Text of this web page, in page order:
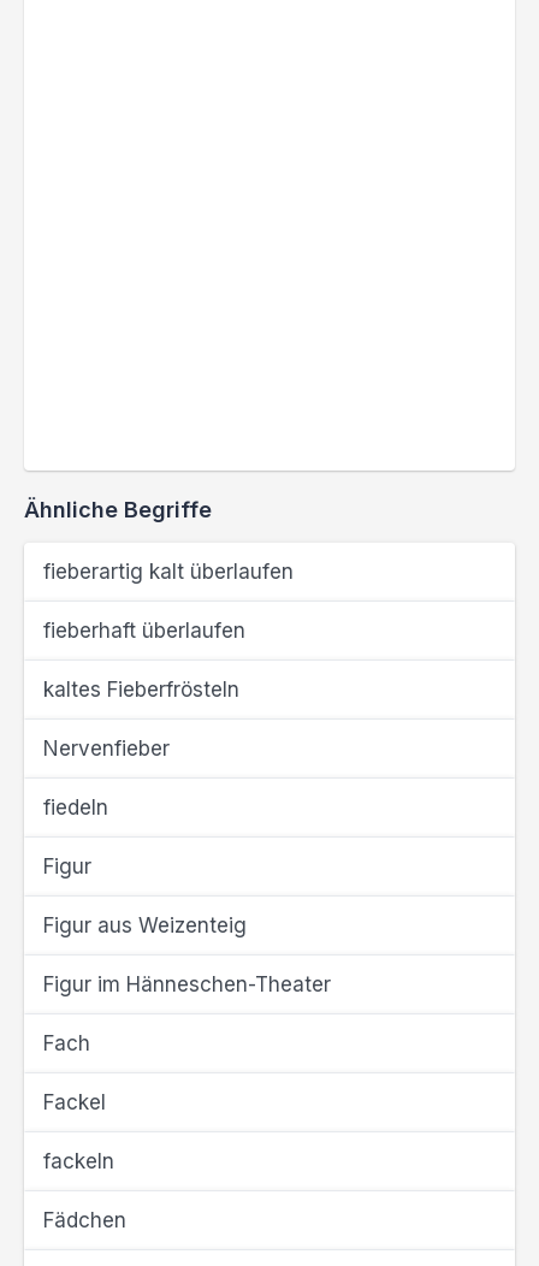
Ähnliche Begriffe
fieberartig kalt überlaufen
fieberhaft überlaufen
kaltes Fieberfrösteln
Nervenfieber
fiedeln
Figur
Figur aus Weizenteig
Figur im Hänneschen-Theater
Fach
Fackel
fackeln
Fädchen